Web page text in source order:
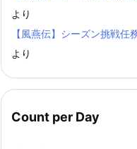
より
【風燕伝】シーズン挑戦任
より
Count per Day